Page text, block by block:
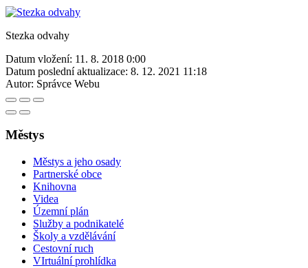
Stezka odvahy
Datum vložení: 11. 8. 2018 0:00
Datum poslední aktualizace: 8. 12. 2021 11:18
Autor: Správce Webu
Městys
Městys a jeho osady
Partnerské obce
Knihovna
Videa
Územní plán
Služby a podnikatelé
Školy a vzdělávání
Cestovní ruch
VIrtuální prohlídka